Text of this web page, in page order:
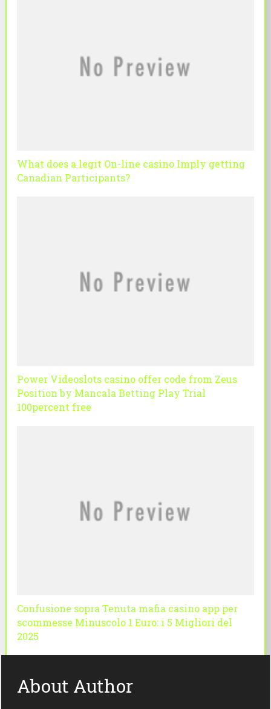
What does a legit On-line casino Imply getting
Canadian Participants?
Power Videoslots casino offer code from Zeus
Position by Mancala Betting Play Trial
100percent free
Confusione sopra Tenuta mafia casino app per
scommesse Minuscolo 1 Euro: i 5 Migliori del
2025
About Author